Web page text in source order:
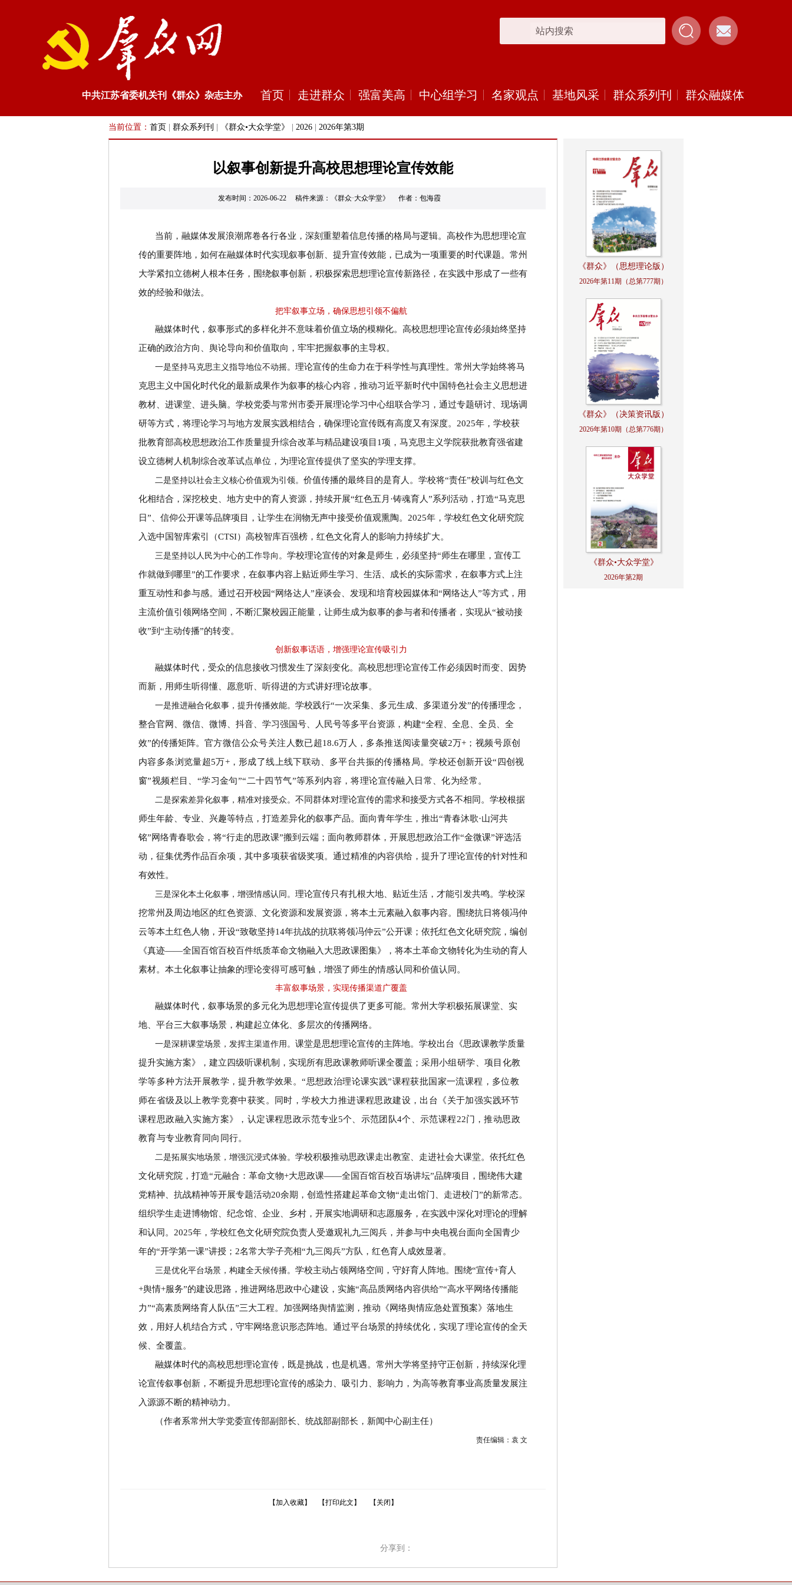
中共江苏省委机关刊《群众》杂志主办 首页 走进群众 强富美高 中心组学习 名家观点 基地风采 群众系列刊 群众融媒体
当前位置： 首页 群众系列刊 《群众•大众学堂》 2026 2026年第3期
以叙事创新提升高校思想理论宣传效能
发布时间：2026-06-22 稿件来源：《群众·大众学堂》 作者：包海霞
当前，融媒体发展浪潮席卷各行各业，深刻重塑着信息传播的格局与逻辑。高校作为思想理论宣
传的重要阵地，如何在融媒体时代实现叙事创新、提升宣传效能，已成为一项重要的时代课题。常州
大学紧扣立德树人根本任务，围绕叙事创新，积极探索思想理论宣传新路径，在实践中形成了一些有
效的经验和做法。
把牢叙事立场，确保思想引领不偏航
融媒体时代，叙事形式的多样化并不意味着价值立场的模糊化。高校思想理论宣传必须始终坚持
正确的政治方向、舆论导向和价值取向，牢牢把握叙事的主导权。
一是坚持马克思主义指导地位不动摇。 理论宣传的生命力在于科学性与真理性。常州大学始终将马
克思主义中国化时代化的最新成果作为叙事的核心内容，推动习近平新时代中国特色社会主义思想进
教材、进课堂、进头脑。学校党委与常州市委开展理论学习中心组联合学习，通过专题研讨、现场调
研等方式，将理论学习与地方发展实践相结合，确保理论宣传既有高度又有深度。 2025年，学校获
批教育部高校思想政治工作质量提升综合改革与精品建设项目 1项，马克思主义学院获批教育强省建
设立德树人机制综合改革试点单位，为理论宣传提供了坚实的学理支撑。
二是坚持以社会主义核心价值观为引领。 价值传播的最终目的是育人。学校将“责任”校训与红色文
化相结合，深挖校史、地方史中的育人资源，持续开展“红色五月 ·铸魂育人”系列活动，打造“马克思
日” 、信仰公开课等品牌项目，让学生在润物无声中接受价值观熏陶。 2025年，学校红色文化研究院
入选中国智库索引（CTSI）高校智库百强榜，红色文化育人的影响力持续扩大。
三是坚持以人民为中心的工作导向。 学校理论宣传的对象是师生，必须坚持“师生在哪里，宣传工
作就做到哪里”的工作要求，在叙事内容上贴近师生学习、生活、成长的实际需求，在叙事方式上注
重互动性和参与感。通过召开校园“网络达人”座谈会、发现和培育校园媒体和“网络达人”等方式，用
主流价值引领网络空间，不断汇聚校园正能量，让师生成为叙事的参与者和传播者，实现从“被动接
收”到 “主动传播”的转变。
创新叙事话语，增强理论宣传吸引力
融媒体时代，受众的信息接收习惯发生了深刻变化。高校思想理论宣传工作必须因时而变、因势
而新，用师生听得懂、愿意听、听得进的方式讲好理论故事。
一是推进融合化叙事，提升传播效能。 学校践行“一次采集、多元生成、多渠道分发”的传播理念，
整合官网、微信、微博、抖音、学习强国号、人民号等多平台资源，构建“全程、全息、全员、全
效”的传播矩阵。 官方微信公众号关注人数已超18.6万人，多条推送阅读量突破2万+ ；视频号原创
内容多条浏览量超5万+，形成了线上线下联动、多平台共振的传播格局。学校还创新开设“ 四创视
窗”视频栏目、 “学习金句”“ 二十四节气”等系列内容，将理论宣传融入日常、化为经常。
二是探索差异化叙事，精准对接受众。 不同群体对理论宣传的需求和接受方式各不相同。学校根据
师生年龄、专业、兴趣等特点，打造差异化的叙事产品。面向青年学生，推出“青春沐歌·山河共
铭”网络青春歌会，将“行走的思政课”搬到云端；面向教师群体，开展思想政治工作“金微课”评选活
动，征集优秀作品百余项，其中多项获省级奖项。通过精准的内容供给，提升了理论宣传的针对性和
有效性。
三是深化本土化叙事，增强情感认同。 理论宣传只有扎根大地、贴近生活，才能引发共鸣。学校深
挖常州及周边地区的红色资源、文化资源和发展资源，将本土元素融入叙事内容。围绕抗日将领冯仲
云等本土红色人物，开设“致敬坚持14年抗战的抗联将领冯仲云”公开课；依托红色文化研究院，编创
《真迹——全国百馆百校百件纸质革命文物融入大思政课图集》，将本土革命文物转化为生动的育人
素材。本土化叙事让抽象的理论变得可感可触，增强了师生的情感认同和价值认同。
丰富叙事场景，实现传播渠道广覆盖
融媒体时代，叙事场景的多元化为思想理论宣传提供了更多可能。常州大学积极拓展课堂、实
地、平台三大叙事场景，构建起立体化、多层次的传播网络。
一是深耕课堂场景，发挥主渠道作用。 课堂是思想理论宣传的主阵地。学校出台《思政课教学质量
提升实施方案》，建立四级听课机制，实现所有思政课教师听课全覆盖；采用小组研学、项目化教
学等多种方法开展教学，提升教学效果。“思想政治理论课实践”课程获批国家一流课程，多位教
师在省级及以上教学竞赛中获奖。同时，学校大力推进课程思政建设，出台《关于加强实践环节
课程思政融入实施方案》，认定课程思政示范专业5个、示范团队4个、示范课程22门，推动思政
教育与专业教育同向同行。
二是拓展实地场景，增强沉浸式体验。 学校积极推动思政课走出教室、走进社会大课堂。依托红色
文化研究院，打造“元融合：革命文物+大思政课——全国百馆百校百场讲坛”品牌项目，围绕伟大建
党精神、抗战精神等开展专题活动20余期，创造性搭建起革命文物“走出馆门、走进校门”的新常态。
组织学生走进博物馆、纪念馆、企业、乡村，开展实地调研和志愿服务，在实践中深化对理论的理解
和认同。 2025年，学校红色文化研究院负责人受邀观礼九三阅兵，并参与中央电视台面向全国青少
年的“开学第一课”讲授； 2名常大学子亮相“九三阅兵”方队，红色育人成效显著。
三是优化平台场景，构建全天候传播。 学校主动占领网络空间，守好育人阵地。围绕“宣传+育人
+舆情+服务”的建设思路，推进网络思政中心建设，实施“高品质网络内容供给”“高水平网络传播能
力”“高素质网络育人队伍”三大工程。加强网络舆情监测，推动《网络舆情应急处置预案》落地生
效，用好人机结合方式，守牢网络意识形态阵地。通过平台场景的持续优化，实现了理论宣传的全天
候、全覆盖。
融媒体时代的高校思想理论宣传，既是挑战，也是机遇。常州大学将坚持守正创新，持续深化理
论宣传叙事创新，不断提升思想理论宣传的感染力、吸引力、影响力，为高等教育事业高质量发展注
入源源不断的精神动力。
（作者系常州大学党委宣传部副部长、统战部副部长，新闻中心副主任）
责任编辑：袁 文
【加入收藏】 【打印此文】 【关闭】
分享到：
《群众》（思想理论版）
2026年第11期（总第777期）
《群众》（决策资讯版）
2026年第10期（总第776期）
《群众•大众学堂》
2026年第2期